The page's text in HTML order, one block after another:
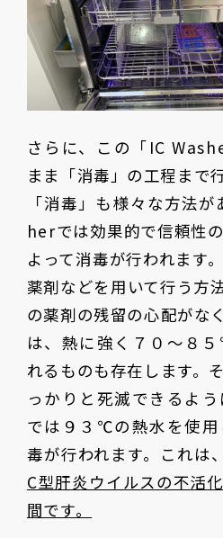
さらに、この「IC
まま「消毒」の工程まで
「消毒」も様々な方法
herでは効果的で信頼性
よって消毒が行われます
薬剤などを用いて行う方
の薬剤の残留の心配がな
は、熱に強く７０〜８
れるものも存在します。
っかりと死滅できるよ
では９３℃の熱水を使用
毒が行われます。これは、
C型肝炎ウイルスの不活
間です。